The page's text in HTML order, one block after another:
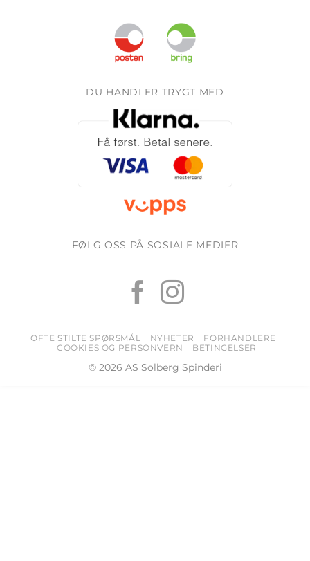
DU HANDLER TRYGT MED
FØLG OSS PÅ SOSIALE MEDIER
OFTE STILTE SPØRSMÅL NYHETER
FORHANDLERE
COOKIES OG PERSONVERN
BETINGELSER
© 2026 AS Solberg Spinderi